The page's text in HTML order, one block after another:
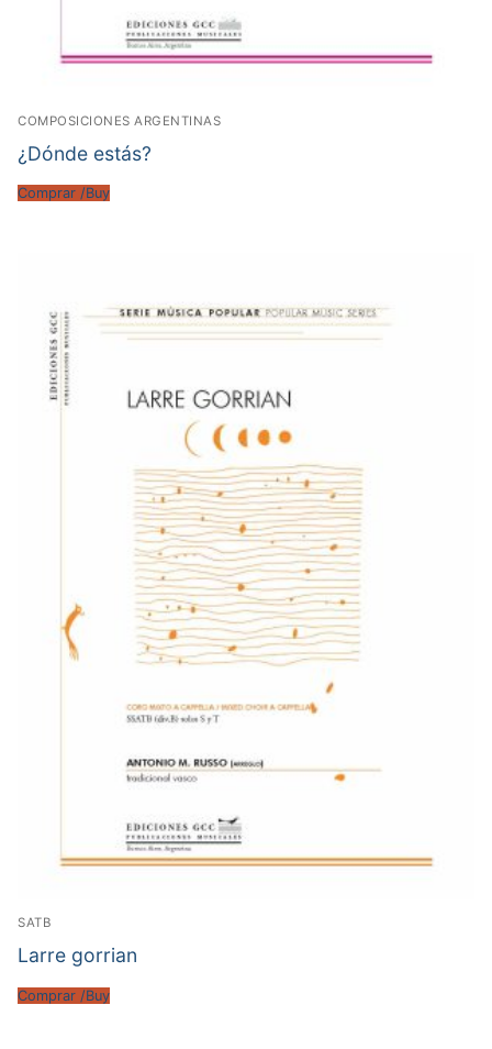
COMPOSICIONES ARGENTINAS
¿Dónde estás?
Comprar /Buy
SATB
Larre gorrian
Comprar /Buy